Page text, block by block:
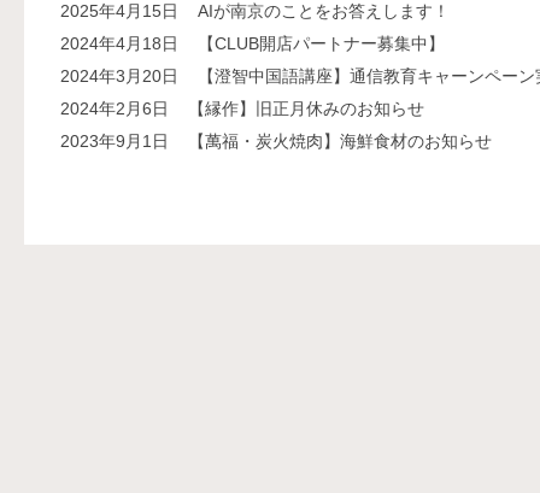
2025年4月15日
AIが南京のことをお答えします！
2024年4月18日
【CLUB開店パートナー募集中】
2024年3月20日
【澄智中国語講座】通信教育キャーンペー
2024年2月6日
【縁作】旧正月休みのお知らせ
2023年9月1日
【萬福・炭火焼肉】海鮮食材のお知らせ